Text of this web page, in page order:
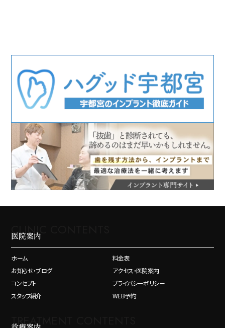
CLINIC CONTENTS
医院案内
ホーム
料金表
お知らせ・ブログ
アクセス・医院案内
コンセプト
プライバシーポリシー
スタッフ紹介
WEB予約
TREATMENT CONTENTS